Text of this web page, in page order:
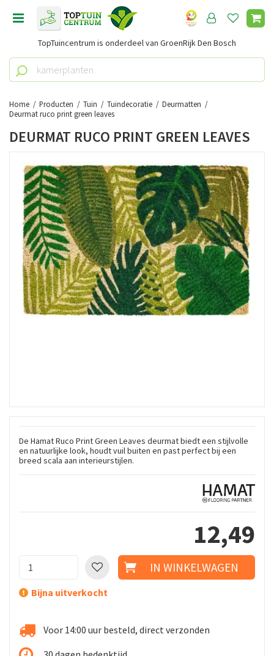
Home Producten Tuin Tuindecoratie
Deurmatten
Deurmat ruco print green leaves
TopTuincentrum is onderdeel van GroenRijk Den Bosch
DEURMAT RUCO PRINT GREEN LEAVES
De Hamat Ruco Print Green Leaves deurmat biedt een stijlvolle
en natuurlijke look, houdt vuil buiten en past perfect bij een
breed scala aan interieurstijlen.
12,49
Bijna uitverkocht
Voor 14:00 uur besteld, direct verzonden